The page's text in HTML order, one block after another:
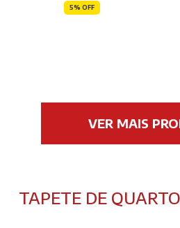
5% OFF
VER MAIS
TAPETE DE